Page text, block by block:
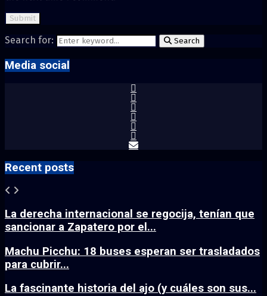
Search for: Search
Media social
Recent posts
La derecha internacional se regocija, tenían que
sancionar a Zapatero por el...
Machu Picchu: 18 buses esperan ser trasladados
para cubrir...
La fascinante historia del ajo (y cuáles son sus...